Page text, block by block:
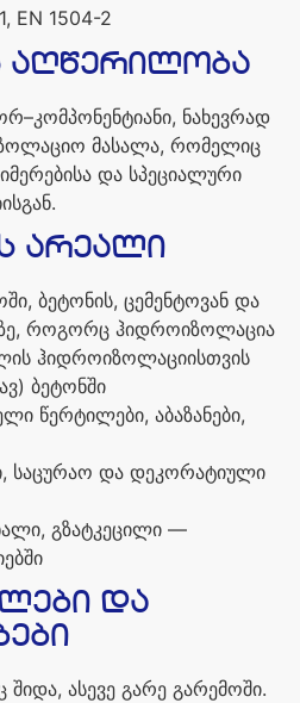
EN 1504-2
აღწერილობა
–კომპონენტიანი, ნახევრად
მასალა, რომელიც
და სპეციალური
.
არეალი
, ბეტონის, ცემენტოვან და
, როგორც ჰიდროიზოლაცია
ჰიდროიზოლაციისთვის
) ბეტონში
წერტილები, აბაზანები,
, საცურაო და დეკორატიული
, გზატკეცილი —
და
შიდა, ასევე გარე გარემოში.